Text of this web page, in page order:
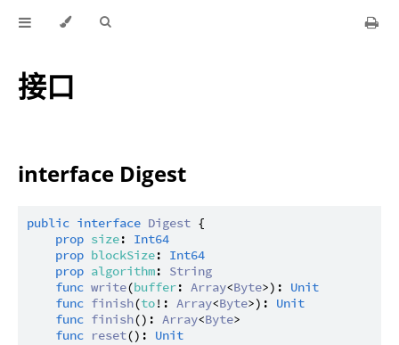
接口
interface Digest
public interface Digest {
prop size: Int64
prop blockSize: Int64
prop algorithm: String
func write(buffer: Array<Byte>): Unit
func finish(to!: Array<Byte>): Unit
func finish(): Array<Byte>
func reset(): Unit